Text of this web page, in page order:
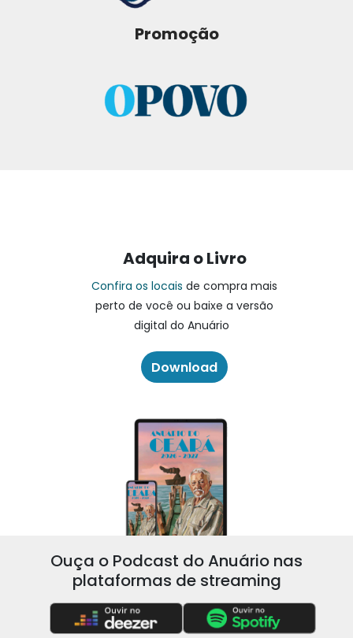
Promoção
Adquira o Livro
Confira os locais de compra mais
perto de você ou baixe a versão
digital do Anuário
Download
Ouça o Podcast do Anuário nas
plataformas de streaming